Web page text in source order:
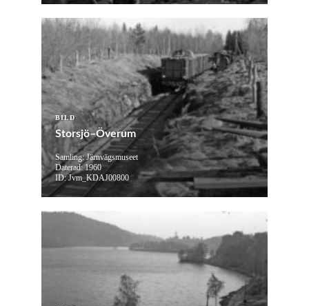
BILD
Storsjö–Överum
Samling: Järnvägsmuseet
Daterad: 1960
ID: Jvm_KDAJ00800